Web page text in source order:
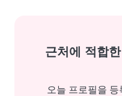
근처에 적합
오늘 프로필을